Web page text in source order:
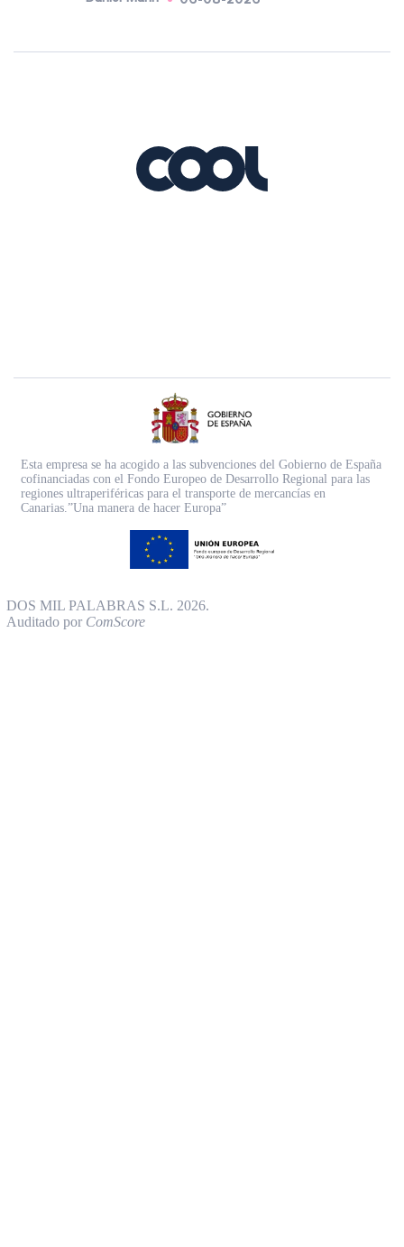
Esta empresa se ha acogido a las subvenciones del Gobierno de España
cofinanciadas con el Fondo Europeo de Desarrollo Regional para las
regiones ultraperiféricas para el transporte de mercancías en
Canarias.”Una manera de hacer Europa”
DOS MIL PALABRAS S.L. 2026.
Auditado por ComScore